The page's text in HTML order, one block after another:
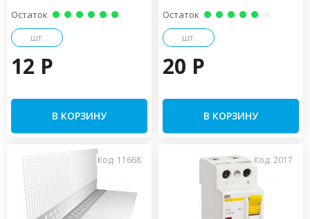
Остаток
шт.
12 P
В КОРЗИНУ
Остаток
шт.
20 P
В КОРЗИНУ
Код: 11668 Код: 2017